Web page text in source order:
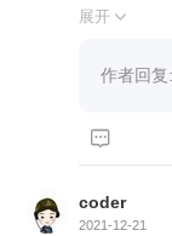
using
int
int
for (int
展开 
作者回复

coder
2021-12-21